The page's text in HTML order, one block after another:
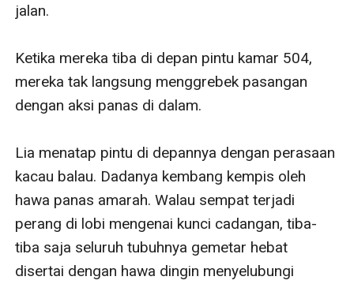
jalan.
Ketika mereka tiba di depan pintu kamar 504,
mereka tak langsung menggrebek pasangan
dengan aksi panas di dalam.
Lia menatap pintu di depannya dengan perasaan
kacau balau. Dadanya kembang kempis oleh
hawa panas amarah. Walau sempat terjadi
perang di lobi mengenai kunci cadangan, tiba-
tiba saja seluruh tubuhnya gemetar hebat
disertai dengan hawa dingin menyelubungi